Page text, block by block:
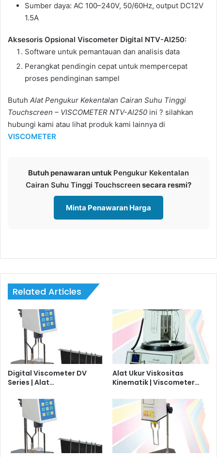
Sumber daya: AC 100–240V, 50/60Hz, output DC12V
1.5A
Aksesoris Opsional Viscometer Digital NTV-AI250:
Software untuk pemantauan dan analisis data
Perangkat pendingin cepat untuk mempercepat
proses pendinginan sampel
Butuh Alat Pengukur Kekentalan Cairan Suhu Tinggi
Touchscreen – VISCOMETER NTV-AI250 ini ? silahkan
hubungi kami atau lihat produk kami lainnya di
VISCOMETER
Butuh penawaran untuk Pengukur Kekentalan
Cairan Suhu Tinggi Touchscreensecara resmi?
Minta Penawaran Harga
Related Articles
Digital Viscometer DV
Series | Alat…
Alat Ukur Viskositas
Kinematik | Viscometer…